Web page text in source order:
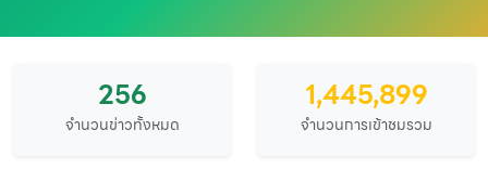
256
จำนวนข่าวทั้งหมด
1,445,899
จำนวนการเข้าชมรวม